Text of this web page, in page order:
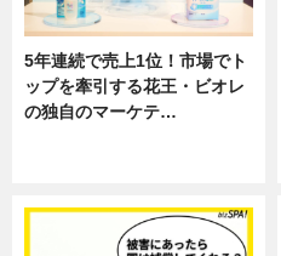
5年連続で売上1位！市場でト
ップを牽引する花王・ビオレ
の独自のマーケテ…